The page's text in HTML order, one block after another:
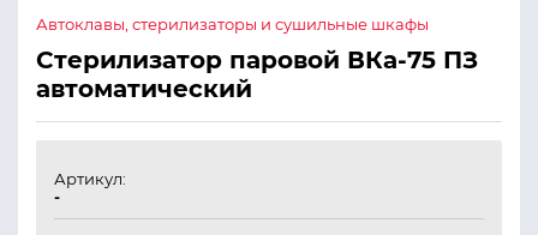
Автоклавы, стерилизаторы и сушильные шкафы
Стерилизатор паровой ВКа-75 ПЗ
автоматический
Артикул:
-